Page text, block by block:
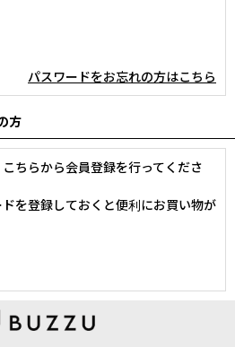
パスワードをお忘れの方はこちら
方
ちらから会員登録を行ってくださ
を登録しておくと便利にお買い物が